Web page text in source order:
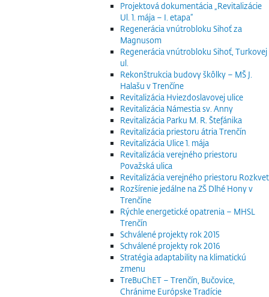
Projektová dokumentácia „Revitalizácie
Ul. 1. mája – I. etapa“
Regenerácia vnútrobloku Sihoť za
Magnusom
Regenerácia vnútrobloku Sihoť, Turkovej
ul.
Rekonštrukcia budovy škôlky – MŠ J.
Halašu v Trenčíne
Revitalizácia Hviezdoslavovej ulice
Revitalizácia Námestia sv. Anny
Revitalizácia Parku M. R. Štefánika
Revitalizácia priestoru átria Trenčín
Revitalizácia Ulice 1. mája
Revitalizácia verejného priestoru
Považská ulica
Revitalizácia verejného priestoru Rozkvet
Rozšírenie jedálne na ZŠ Dlhé Hony v
Trenčíne
Rýchle energetické opatrenia – MHSL
Trenčín
Schválené projekty rok 2015
Schválené projekty rok 2016
Stratégia adaptability na klimatickú
zmenu
TreBuChET – Trenčín, Bučovice,
Chránime Európske Tradície